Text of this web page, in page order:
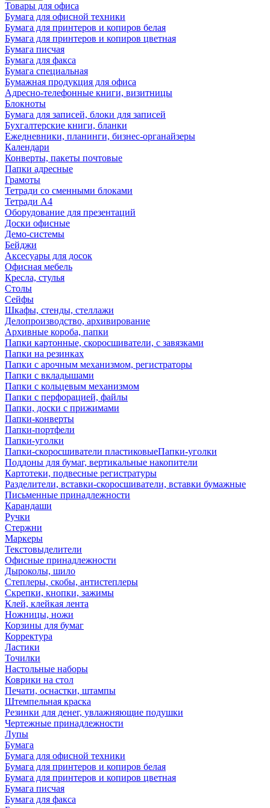
Товары для офиса
Бумага для офисной техники
Бумага для принтеров и копиров белая
Бумага для принтеров и копиров цветная
Бумага писчая
Бумага для факса
Бумага специальная
Бумажная продукция для офиса
Адресно-телефонные книги, визитницы
Блокноты
Бумага для записей, блоки для записей
Бухгалтерские книги, бланки
Ежедневники, планинги, бизнес-органайзеры
Календари
Конверты, пакеты почтовые
Папки адресные
Грамоты
Тетради со сменными блоками
Тетради А4
Оборудование для презентаций
Доски офисные
Демо-системы
Бейджи
Аксесуары для досок
Офисная мебель
Кресла, стулья
Столы
Сейфы
Шкафы, стенды, стеллажи
Делопроизводство, архивирование
Архивные короба, папки
Папки картонные, скоросшиватели, с завязками
Папки на резинках
Папки с арочным механизмом, регистраторы
Папки с вкладышами
Папки с кольцевым механизмом
Папки с перфорацией, файлы
Папки, доски с прижимами
Папки-конверты
Папки-портфели
Папки-уголки
Папки-скоросшиватели пластиковыеПапки-уголки
Поддоны для бумаг, вертикальные накопители
Картотеки, подвесные регистратуры
Разделители, вставки-скоросшиватели, вставки бумажные
Письменные принадлежности
Карандаши
Ручки
Стержни
Маркеры
Текстовыделители
Офисные принадлежности
Дыроколы, шило
Степлеры, скобы, антистеплеры
Скрепки, кнопки, зажимы
Клей, клейкая лента
Ножницы, ножи
Корзины для бумаг
Корректура
Ластики
Точилки
Настольные наборы
Коврики на стол
Печати, оснастки, штампы
Штемпельная краска
Резинки для денег, увлажняющие подушки
Чертежные принадлежности
Лупы
Бумага
Бумага для офисной техники
Бумага для принтеров и копиров белая
Бумага для принтеров и копиров цветная
Бумага писчая
Бумага для факса